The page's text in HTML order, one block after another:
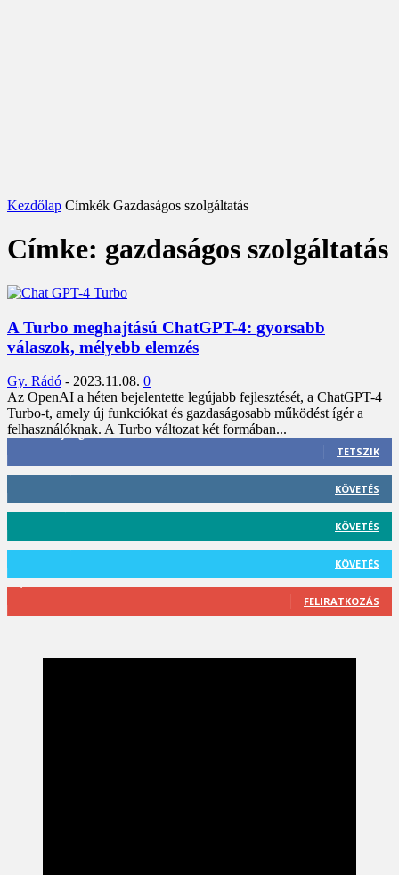
Kezdőlap Címkék Gazdaságos szolgáltatás
Címke: gazdaságos szolgáltatás
A Turbo meghajtású ChatGPT-4: gyorsabb
válaszok, mélyebb elemzés
Gy. Rádó - 2023.11.08. 0
Az OpenAI a héten bejelentette legújabb fejlesztését, a ChatGPT-4
Turbo-t, amely új funkciókat és gazdaságosabb működést ígér a
felhasználóknak. A Turbo változat két formában...
3,452 Rajongók
TETSZIK
KÖVETÉS
KÖVETÉS
KÖVETÉS
FELIRATKOZÁS